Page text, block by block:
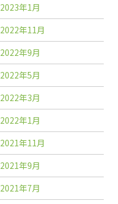
2023年1月
2022年11月
2022年9月
2022年5月
2022年3月
2022年1月
2021年11月
2021年9月
2021年7月